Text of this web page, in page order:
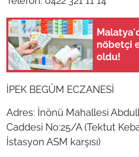
nöbetçi
oldu!
İPEK BEGÜM ECZANESİ
Adres: İnönü Mahallesi
Caddesi No:25/A (Tektut
İstasyon ASM karşısı)